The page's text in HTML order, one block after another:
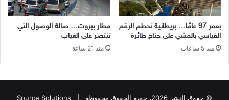
بعمر 97 عامًا… بريطانية تحطم الرقم
القياسي بالمشي على جناح طائرة
منذ 5 ساعات
مطار بيروت… صالة الوصول التي
تنتصر على الغياب
منذ 21 ساعة
© حقوق النشر 2026، جميع الحقوق محفوظة | Source Solutions